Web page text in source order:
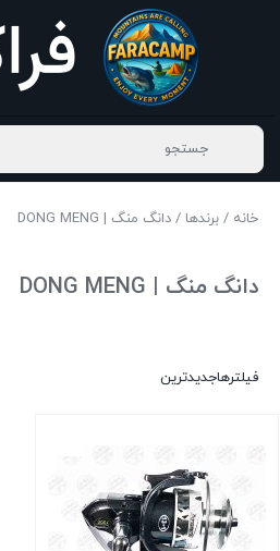
خانه / برندها / دانگ منگ | DONG MENG
دانگ منگ | DONG MENG
فیلترهاجدیدترین